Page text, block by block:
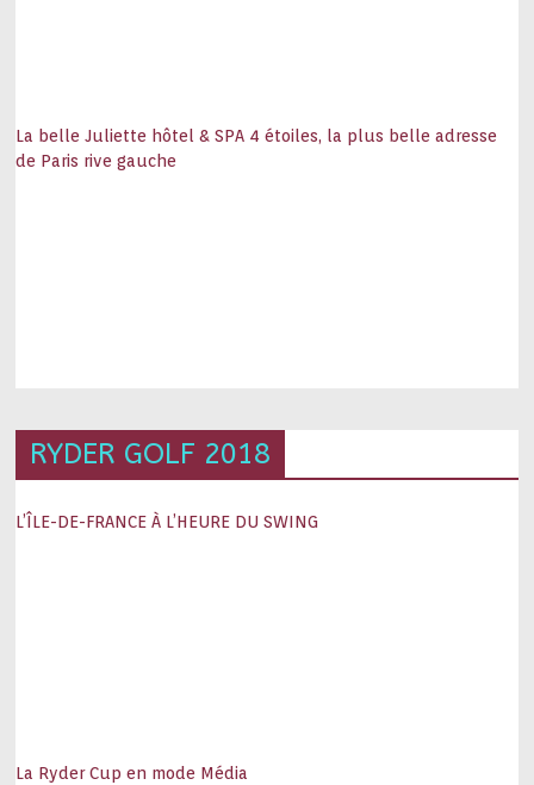
La belle Juliette hôtel & SPA 4 étoiles, la plus belle adresse
de Paris rive gauche
RYDER GOLF 2018
L’ÎLE-DE-FRANCE À L’HEURE DU SWING
La Ryder Cup en mode Média